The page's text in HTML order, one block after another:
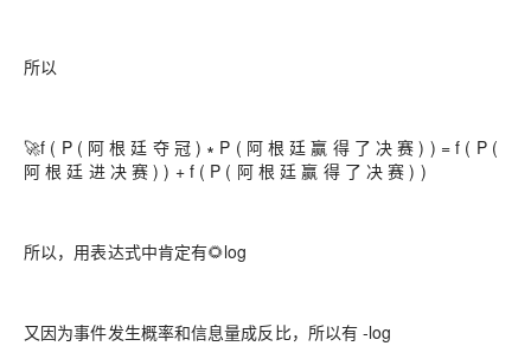
所以
🚀f ( P ( 阿 根 廷 夺 冠 ) ∗ P ( 阿 根 廷 赢 得 了 决 赛 ) ) = f ( P (
阿 根 廷 进 决 赛 ) ) + f ( P ( 阿 根 廷 赢 得 了 决 赛 ) )
所以，用表达式中肯定有🌻log
又因为事件发生概率和信息量成反比，所以有 -log